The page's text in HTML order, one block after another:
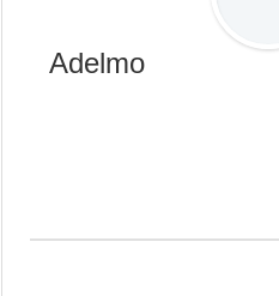
Adelmo